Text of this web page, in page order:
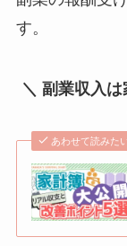
す。
＼ 副業収入は
あわせて読みた